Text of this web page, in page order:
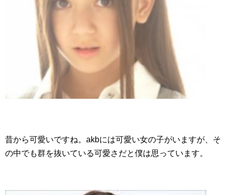
昔から可愛いですね。akbには可愛い女の子がいますが、そ
の中でも群を抜いている可愛さだと僕は思っています。